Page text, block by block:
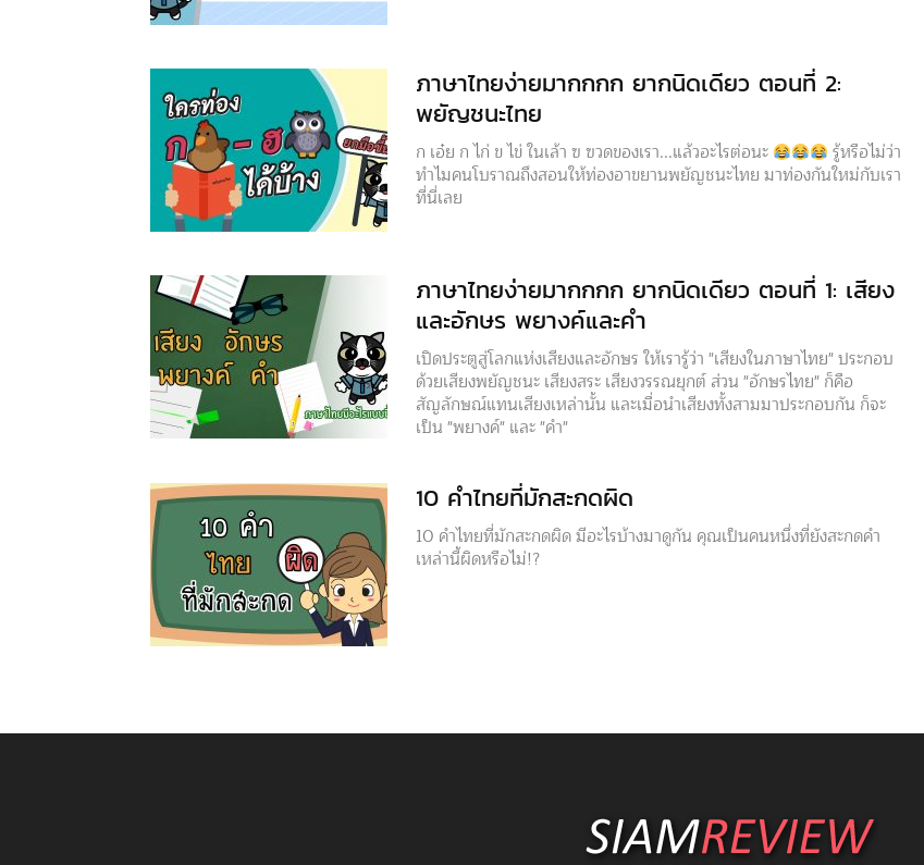
ภาษาไทยง่ายมากกกก ยากนิดเดียว ตอนที่ 2:
พยัญชนะไทย
ก เอ๋ย ก ไก่ ข ไข่ ในเล้า ฃ ฃวดของเรา...แล้วอะไรต่อนะ
รู้หรือไม่ว่า
ทำไมคนโบราณถึงสอนให้ท่องอาขยานพยัญชนะไทย มาท่องกันใหม่กับเรา
ที่นี่เลย
ภาษาไทยง่ายมากกกก ยากนิดเดียว ตอนที่ 1: เสียง
และอักษร พยางค์และคำ
เปิดประตูสู่โลกแห่งเสียงและอักษร ให้เรารู้ว่า "เสียงในภาษาไทย" ประกอบ
ด้วยเสียงพยัญชนะ เสียงสระ เสียงวรรณยุกต์ ส่วน "อักษรไทย" ก็คือ
สัญลักษณ์แทนเสียงเหล่านั้น และเมื่อนำเสียงทั้งสามมาประกอบกัน ก็จะ
เป็น "พยางค์" และ "คำ"
10 คำไทยที่มักสะกดผิด
10 คำไทยที่มักสะกดผิด มีอะไรบ้างมาดูกัน คุณเป็นคนหนึ่งที่ยังสะกดคำ
เหล่านี้ผิดหรือไม่!?